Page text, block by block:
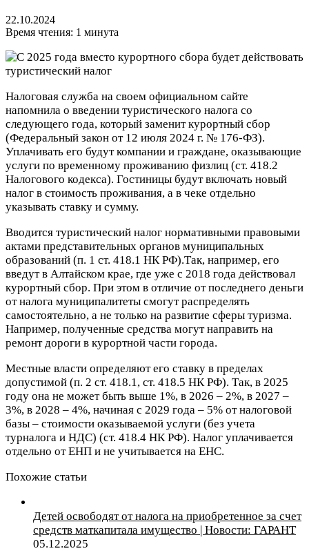
22.10.2024
Время чтения: 1 минута
Налоговая служба на своем официальном сайте
напомнила о введении туристического налога со
следующего года, который заменит курортный сбор
(Федеральный закон от 12 июля 2024 г. № 176-ФЗ).
Уплачивать его будут компании и граждане, оказывающие
услуги по временному проживанию физлиц (ст. 418.2
Налогового кодекса). Гостиницы будут включать новый
налог в стоимость проживания, а в чеке отдельно
указывать ставку и сумму.
Вводится туристический налог нормативными правовыми
актами представительных органов муниципальных
образований (п. 1 ст. 418.1 НК РФ).Так, например, его
введут в Алтайском крае, где уже с 2018 года действовал
курортный сбор. При этом в отличие от последнего деньги
от налога муниципалитеты смогут распределять
самостоятельно, а не только на развитие сферы туризма.
Например, полученные средства могут направить на
ремонт дороги в курортной части города.
Местные власти определяют его ставку в пределах
допустимой (п. 2 ст. 418.1, ст. 418.5 НК РФ). Так, в 2025
году она не может быть выше 1%, в 2026 – 2%, в 2027 –
3%, в 2028 – 4%, начиная с 2029 года – 5% от налоговой
базы – стоимости оказываемой услуги (без учета
турналога и НДС) (ст. 418.4 НК РФ). Налог уплачивается
отдельно от ЕНП и не учитывается на ЕНС.
Похожие статьи
Детей освободят от налога на приобретенное за счет
средств маткапитала имущество | Новости: ГАРАНТ
05.12.2025